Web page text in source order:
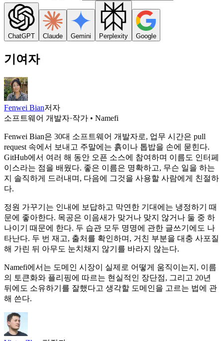
ChatGPT Claude Gemini Perplexity Google
기여자
Fenwei Bian저자
소프트웨어 개발자·작가 • Namefi
Fenwei Bian은 30대 소프트웨어 개발자로, 업무 시간은 pull
request 속에서 보내고 주말에는 흙이나 톱밥을 손에 묻힌다.
GitHub에서 여러 해 동안 오픈 소스에 참여하며 이름도 인터페
이스라는 점을 배웠다. 좋은 이름은 명확하고, 무슨 일을 하는
지 솔직하게 드러내며, 다음에 그것을 사용할 사람에게 친절하
다.
정원 가꾸기는 인내에 보답하고 막연한 기대에는 냉정하기 때
문에 좋아한다. 목공은 이음새가 맞거나 맞지 않거나 둘 중 하
나이기 때문에 한다. 두 습관 모두 명명에 관한 글쓰기에도 나
타난다. 두 번 재고, 출처를 확인하며, 거친 부분을 대충 사포질
해 가린 뒤 아무도 눈치채지 않기를 바라지 않는다.
Namefi에서는 도메인 시장이 실제로 어떻게 움직이는지, 이름
의 토큰화와 플리핑에 따르는 현실적인 장단점, 그리고 20년
뒤에도 소유하기를 잘했다고 생각할 도메인을 고르는 법에 관
해 쓴다.